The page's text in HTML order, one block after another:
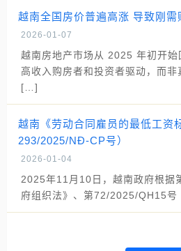
越南全国房价普遍高涨 导致刚需
2026-01-07
越南房地产市场从 2025 年初开始
高收入购房者和投资者驱动，而
[…]
越南《劳动合同雇员的最低工资
293/2025/NĐ-CP号）
2026-01-04
2025年11月10日，越南政府根
府组织法》、第72/2025/QH15